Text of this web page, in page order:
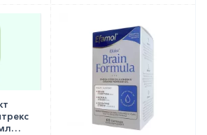
в вашем городе. Для этого Вы
бронирование на сайте или
8 800 301 52 86(бесплатно
по РФ)